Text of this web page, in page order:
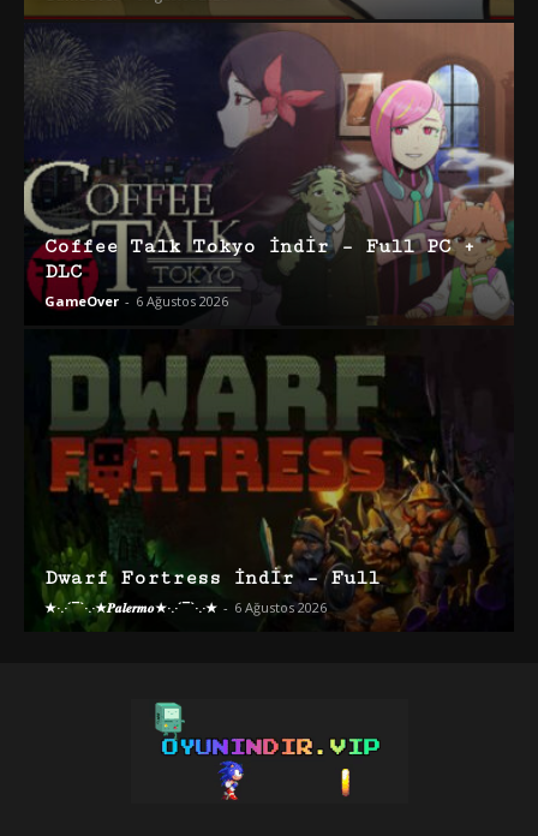
Coffee Talk Tokyo İndir – Full PC +
DLC
GameOver - 6 Ağustos 2026
Dwarf Fortress İndir – Full
★·.·´¯`·.·★𝑷𝒂𝒍𝒆𝒓𝒎𝒐★·.·´¯`·.·★ - 6 Ağustos 2026